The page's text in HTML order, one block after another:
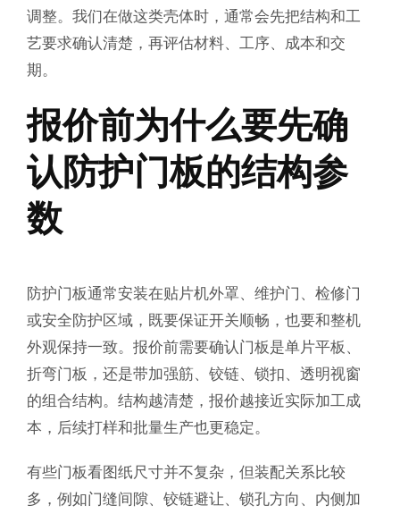
调整。我们在做这类壳体时，通常会先把结构和工
艺要求确认清楚，再评估材料、工序、成本和交
期。
报价前为什么要先确
认防护门板的结构参
数
防护门板通常安装在贴片机外罩、维护门、检修门
或安全防护区域，既要保证开关顺畅，也要和整机
外观保持一致。报价前需要确认门板是单片平板、
折弯门板，还是带加强筋、铰链、锁扣、透明视窗
的组合结构。结构越清楚，报价越接近实际加工成
本，后续打样和批量生产也更稳定。
有些门板看图纸尺寸并不复杂，但装配关系比较
多，例如门缝间隙、铰链避让、锁孔方向、内侧加